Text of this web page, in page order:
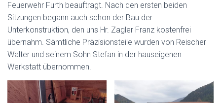
Feuerwehr Furth beauftragt. Nach den ersten beiden
Sitzungen begann auch schon der Bau der
Unterkonstruktion, den uns Hr. Zagler Franz kostenfrei
übernahm. Sämtliche Präzisionsteile wurden von Reischer
Walter und seinem Sohn Stefan in der hauseigenen
Werkstatt übernommen.